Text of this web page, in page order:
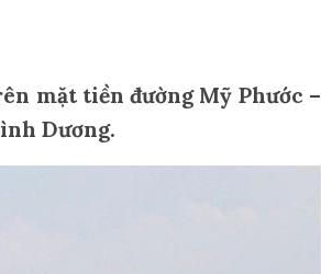
mặt tiền đường Mỹ Phước –
Dương.